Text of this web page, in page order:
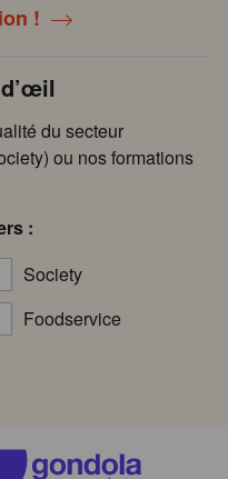
!
du secteur
ou nos formations
:
Society
Foodservice